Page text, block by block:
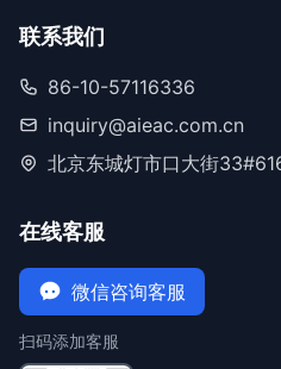
联系我们
86-10-57116336
inquiry@aieac.com.cn
北京东城灯市口大街
在线客服
微信咨询客服
扫码添加客服